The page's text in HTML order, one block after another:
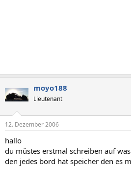
moyo188
Lieutenant
12. Dezember 2006
hallo
du müstes erstmal schreiben auf
den jedes bord hat speicher den es